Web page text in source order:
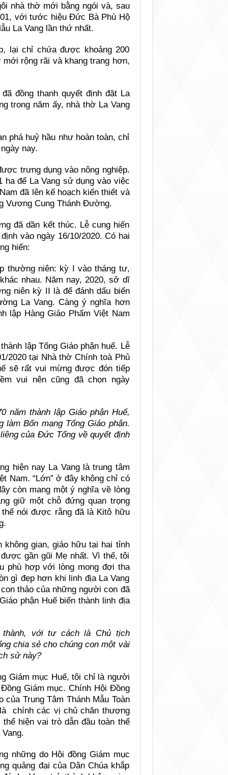
nhà thờ mới bằng ngói và, sau
với tước hiệu Đức Bà Phù Hộ
La Vang lần thứ nhất.
lại chỉ chứa được khoảng 200
rộng rãi và khang trang hơn,
đồng thanh quyết định đặt La
trong năm ấy, nhà thờ La Vang
phá huỷ hầu như hoàn toàn, chỉ
nay.
trưng dụng vào nông nghiệp.
ha để La Vang sử dụng vào việc
đã lên kế hoạch kiến thiết và
Vương Cung Thánh Đường.
đã dần kết thúc. Lễ cung hiến
vào ngày 16/10/2020. Có hai
hiến:
thường niên: kỳ I vào tháng tư,
nhau. Năm nay, 2020, sở dĩ
niên kỳ II là để đánh dấu biến
La Vang. Càng ý nghĩa hơn
lập Hàng Giáo Phẩm Việt Nam
lập Tổng Giáo phận huế. Lễ
2020 tại Nhà thờ Chính toà Phủ
sẽ rất vui mừng được đón tiếp
vui nên cũng đã chọn ngày
năm thành lập Giáo phận Huế,
Bổn mạng Tổng Giáo phận.
của Đức Tổng về quyết định
hiện nay La Vang là trung tâm
Nam. “Lớn” ở đây không chỉ có
còn mang một ý nghĩa về lòng
giữ một chỗ đứng quan trọng
nói được rằng đã là Kitô hữu
gian, giáo hữu tại hai tỉnh
gần gũi Mẹ nhất. Vì thế, tôi
phù hợp với lòng mong đợi tha
gì đẹp hơn khi linh địa La Vang
thảo của những người con đã
phận Huế biến thành linh địa
thành, với tư cách là Chủ tịch
chia sẻ cho chúng con một vài
sử này?
Giám mục Huế, tôi chỉ là người
Giám mục. Chính Hội Đồng
Trung Tâm Thánh Mẫu Toàn
chính các vị chủ chăn thượng
hiện vai trò dẫn đầu toàn thể
những do Hội đồng Giám mục
quảng đại của Dân Chúa khắp